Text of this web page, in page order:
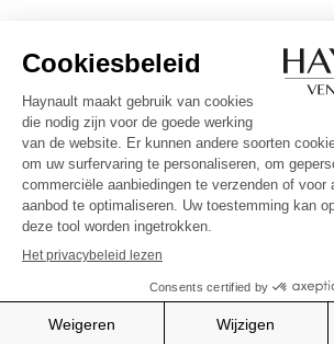
Over ons
Ons team
Video's
Veelgestelde vragen
Algemene voorwaarden
Volg ons